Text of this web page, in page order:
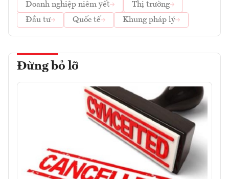
Doanh nghiệp niêm yết
Thị trường
Đầu tư
Quốc tế Khung pháp lý
Đừng bỏ lỡ